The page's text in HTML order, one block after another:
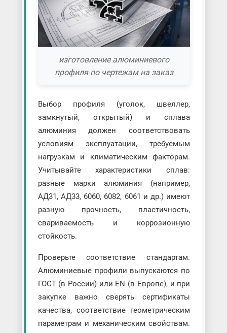
изготовление алюминиевого
профиля по чертежам на заказ
Выбор профиля (уголок, швеллер,
замкнутый, открытый) и сплава
алюминия должен соответствовать
условиям эксплуатации, требуемым
нагрузкам и климатическим факторам.
Учитывайте характеристики сплав:
разные марки алюминия (например,
АД31, АД33, 6060, 6082, 6061 и др.) имеют
разную прочность, пластичность,
свариваемость и коррозионную
стойкость.
Проверьте соответствие стандартам.
Алюминиевые профили выпускаются по
ГОСТ (в России) или EN (в Европе), и при
закупке важно сверять сертификаты
качества, соответствие геометрическим
параметрам и механическим свойствам.